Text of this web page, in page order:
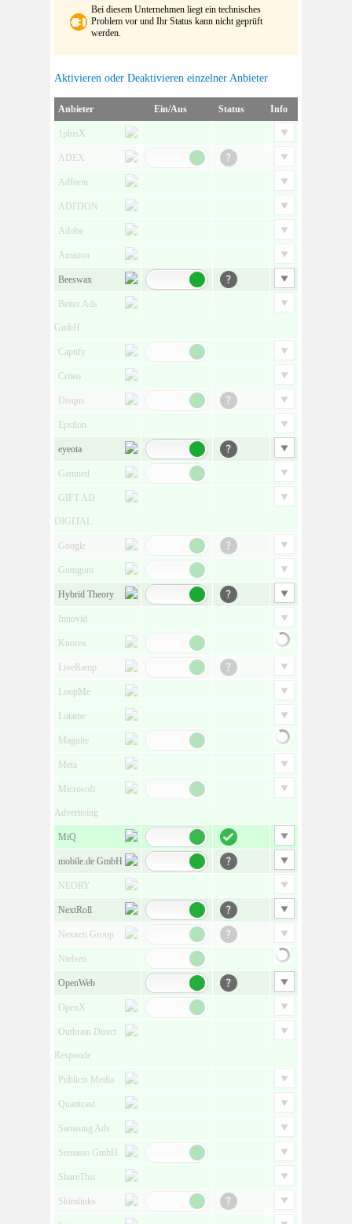
Bei diesem Unternehmen liegt ein technisches
Problem vor und Ihr Status kann nicht geprüft
werden.